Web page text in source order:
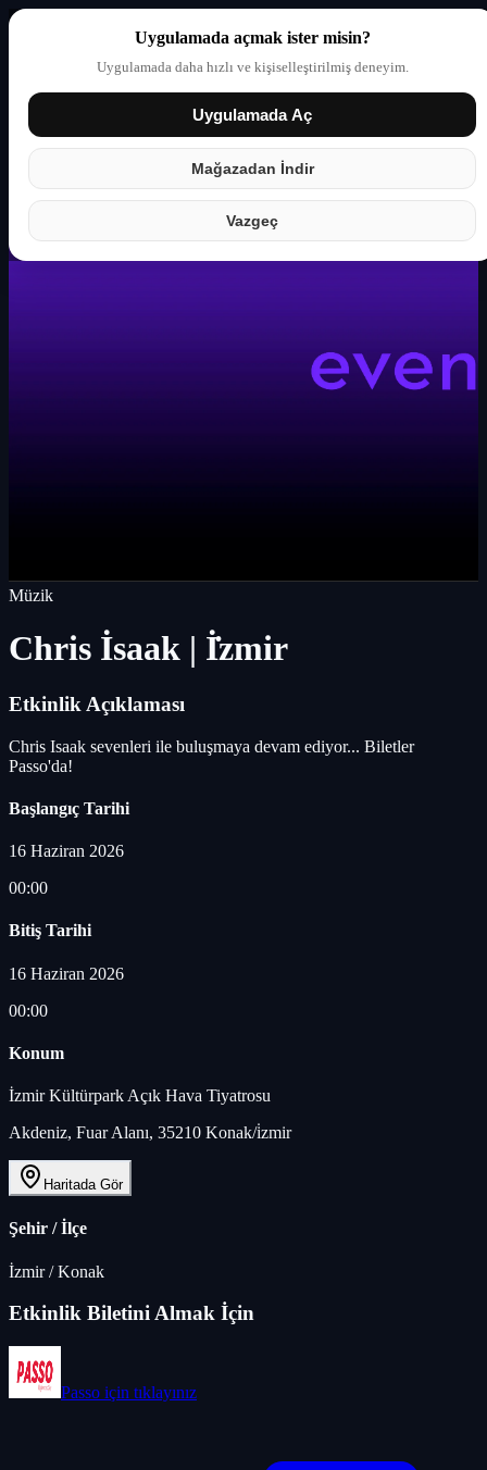
Uygulamada açmak ister misin?
Uygulamada daha hızlı ve kişiselleştirilmiş deneyim.
Uygulamada Aç
Mağazadan İndir
Vazgeç
Giriş yap Partner
Müzik
Chris İsaak | İ̇zmir
Etkinlik Açıklaması
Chris Isaak sevenleri ile buluşmaya devam ediyor... Biletler
Passo'da!
Başlangıç Tarihi
16 Haziran 2026
00:00
Bitiş Tarihi
16 Haziran 2026
00:00
Konum
İzmir Kültürpark Açık Hava Tiyatrosu
Akdeniz, Fuar Alanı, 35210 Konak/i̇zmir
Haritada Gör
Şehir / İlçe
İzmir/Konak
Etkinlik Biletini Almak İçin
Passo için tıklayınız